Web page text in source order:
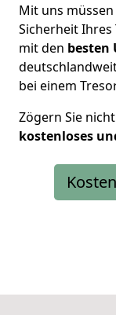
Mit uns
Sicherheit
mit den besten
bei einem
Zögern Sie
kostenloses